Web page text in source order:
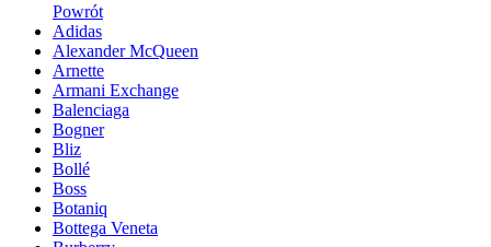
Powrót
Adidas
Alexander McQueen
Arnette
Armani Exchange
Balenciaga
Bogner
Bliz
Bollé
Boss
Botaniq
Bottega Veneta